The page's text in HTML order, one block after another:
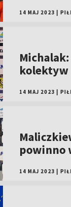
14 MAJ 2023
kolektyw
14 MAJ 2023
powinno
14 MAJ 2023